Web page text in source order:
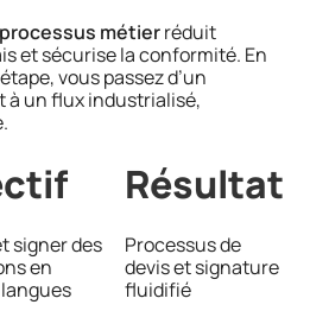
métierréduit
et sécurise la conformité. En
vous passez d’un
un flux industrialisé,
signer des
en
Résultat
Processus de
devis et signature
fluidifié